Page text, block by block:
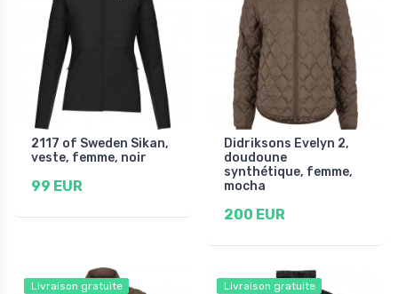
2117 of Sweden Sikan,
veste, femme, noir
99 EUR
Didriksons Evelyn 2,
doudoune
synthétique, femme,
mocha
200 EUR
Livraison gratuite Livraison gratuite